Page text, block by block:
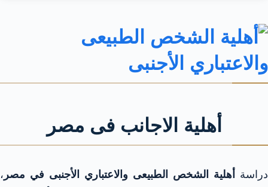
أهلية الاجانب فى مصر
دراسة أهلية الشخص الطبيعى والاعتباري الأجنبى في مصر ،